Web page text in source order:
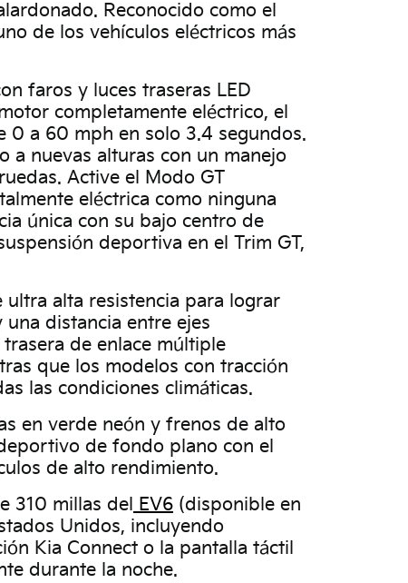
Reconocido como el
de los vehículos eléctricos más
faros y luces traseras LED
completamente eléctrico, el
0 a 60 mph en solo 3.4 segundos.
a nuevas alturas con un manejo
Active el Modo GT
eléctrica como ninguna
única con su bajo centro de
deportiva en el Trim GT,
ultra alta resistencia para lograr
distancia entre ejes
de enlace múltiple
que los modelos con tracción
las condiciones climáticas.
en verde neón y frenos de alto
de fondo plano con el
de alto rendimiento.
310 millas del EV6 (disponible en
Unidos, incluyendo
Kia Connect o la pantalla táctil
durante la noche.